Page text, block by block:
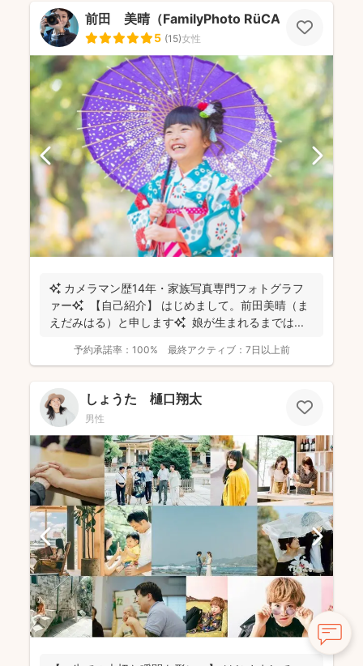
前田 美晴（FamilyPhoto RüCA）
5 (15)女性
✨ カメラマン歴14年・家族写真専門フォトグラフ
ァー✨ 【自己紹介】 はじめまして。前田美晴（ま
えだみはる）と申します✨ 娘が生まれるまでは...
予約承諾率： 100% 最終アクティブ： 7日以上前
しょうた 樋口翔太
男性